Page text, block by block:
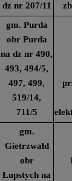
dz nr 207/11
gm. Purda
obr Purda
na dz nr 490,
493, 494/5,
497, 499,
519/14,
711/5
gm.
Gietrzwałd
obr
Łupstych na